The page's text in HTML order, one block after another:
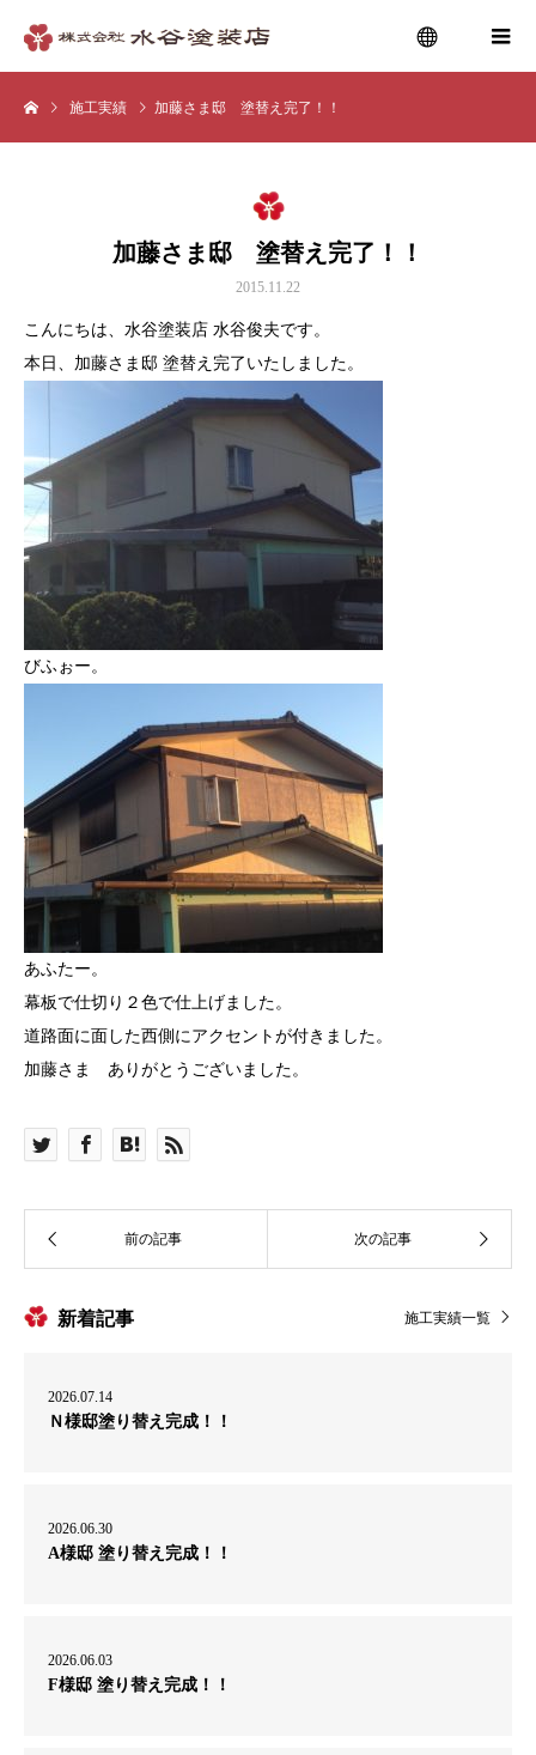
施工実績 加藤さま邸 塗替え完了！！
加藤さま邸 塗替え完了！！
2015.11.22
こんにちは、水谷塗装店 水谷俊夫です。
本日、加藤さま邸 塗替え完了いたしました。
びふぉー。
あふたー。
幕板で仕切り２色で仕上げました。
道路面に面した西側にアクセントが付きました。
加藤さま ありがとうございました。
新着記事 施工実績一覧
2026.07.14
Ｎ様邸塗り替え完成！！
2026.06.30
A様邸 塗り替え完成！！
2026.06.03
F様邸 塗り替え完成！！